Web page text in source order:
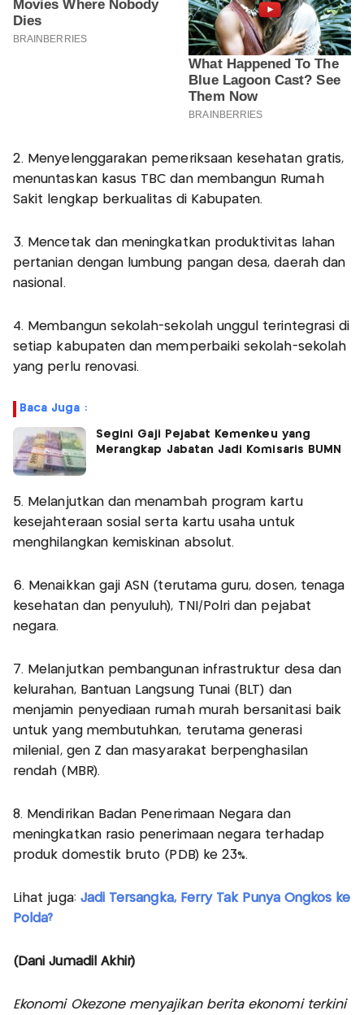
2. Menyelenggarakan pemeriksaan kesehatan gratis,
menuntaskan kasus TBC dan membangun Rumah
Sakit lengkap berkualitas di Kabupaten.
3. Mencetak dan meningkatkan produktivitas lahan
pertanian dengan lumbung pangan desa, daerah dan
nasional.
4. Membangun sekolah-sekolah unggul terintegrasi di
setiap kabupaten dan memperbaiki sekolah-sekolah
yang perlu renovasi.
Baca Juga :
Segini Gaji Pejabat Kemenkeu yang
Merangkap Jabatan Jadi Komisaris BUMN
5. Melanjutkan dan menambah program kartu
kesejahteraan sosial serta kartu usaha untuk
menghilangkan kemiskinan absolut.
6. Menaikkan gaji ASN (terutama guru, dosen, tenaga
kesehatan dan penyuluh), TNI/Polri dan pejabat
negara.
7. Melanjutkan pembangunan infrastruktur desa dan
kelurahan, Bantuan Langsung Tunai (BLT) dan
menjamin penyediaan rumah murah bersanitasi baik
untuk yang membutuhkan, terutama generasi
milenial, gen Z dan masyarakat berpenghasilan
rendah (MBR).
8. Mendirikan Badan Penerimaan Negara dan
meningkatkan rasio penerimaan negara terhadap
produk domestik bruto (PDB) ke 23%.
Lihat juga: Jadi Tersangka, Ferry Tak Punya Ongkos ke
Polda?
(Dani Jumadil Akhir)
Ekonomi Okezone menyajikan berita ekonomi terkini